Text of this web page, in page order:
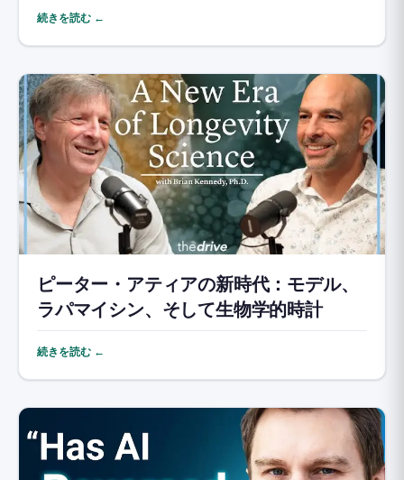
続きを読む ←
ピーター・アティアの新時代：モデル、
ラパマイシン、そして生物学的時計
続きを読む ←